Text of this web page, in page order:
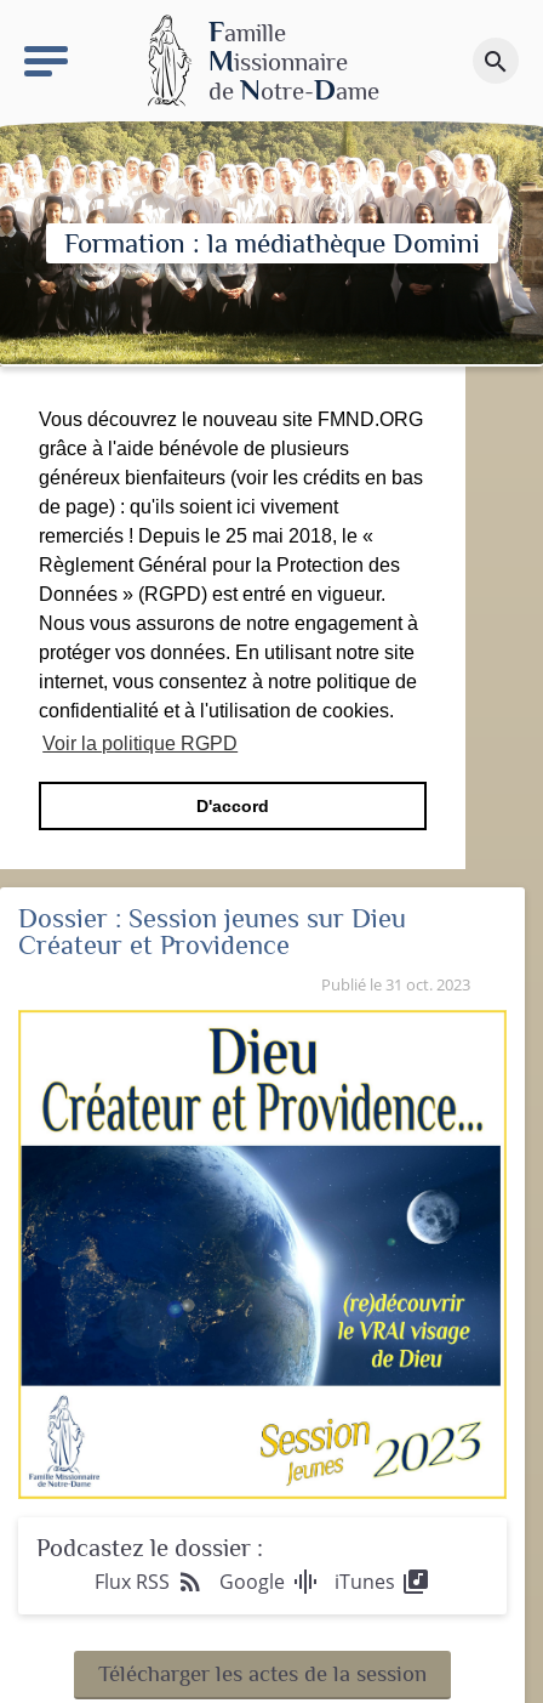
Famille
Missionnaire
de Notre-Dame
search
Faire un don
Formation : la médiathèque Domini
Vous découvrez le nouveau site FMND.ORG
grâce à l'aide bénévole de plusieurs
généreux bienfaiteurs (voir les crédits en bas
de page) : qu'ils soient ici vivement
remerciés ! Depuis le 25 mai 2018, le «
Règlement Général pour la Protection des
Données » (RGPD) est entré en vigueur.
Nous vous assurons de notre engagement à
protéger vos données. En utilisant notre site
internet, vous consentez à notre politique de
confidentialité et à l'utilisation de cookies.
Voir la politique RGPD
D'accord
Dossier : Session jeunes sur Dieu
Créateur et Providence
Publié le 31 oct. 2023
Podcastez le dossier :
Flux RSS rss_feed Google graphic_eq iTunes library_music
Télécharger les actes de la session